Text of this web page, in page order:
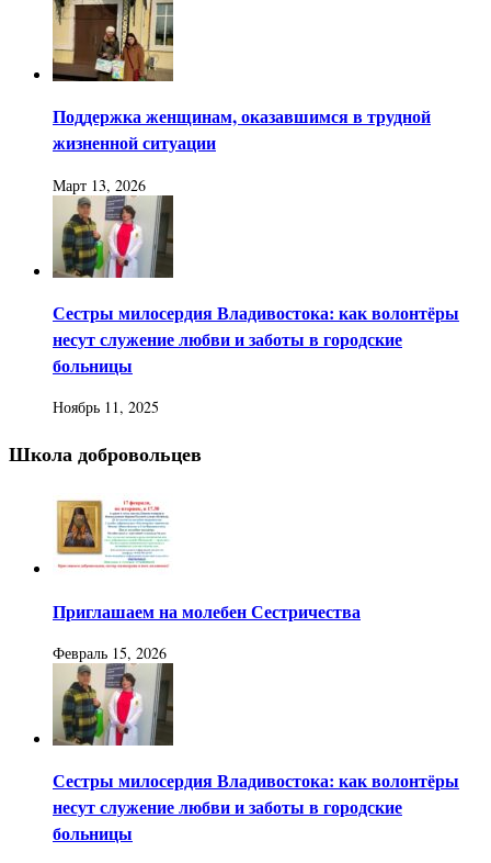
Поддержка женщинам, оказавшимся в трудной
жизненной ситуации
Март 13, 2026
Сестры милосердия Владивостока: как волонтёры
несут служение любви и заботы в городские
больницы
Ноябрь 11, 2025
Школа добровольцев
Приглашаем на молебен Сестричества
Февраль 15, 2026
Сестры милосердия Владивостока: как волонтёры
несут служение любви и заботы в городские
больницы